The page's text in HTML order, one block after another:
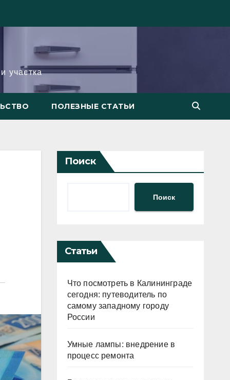
участка
ПОЛЕЗНЫЕ СТАТЬИ
Поиск
Поиск
Статьи
Что посмотреть в Калининграде
сегодня: путеводитель по
самому западному городу
России
Умные лампы: внедрение в
процесс ремонта